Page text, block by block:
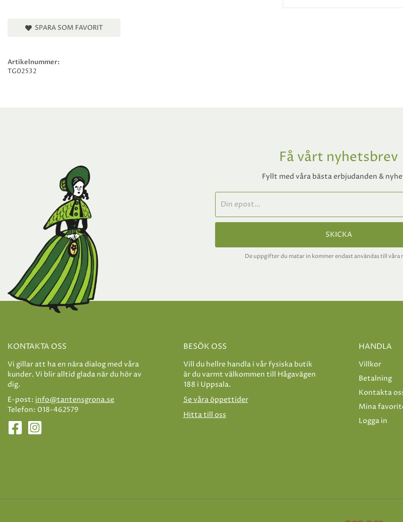
SPARA SOM FAVORIT
Artikelnummer:
TG02532
Få vårt nyhetsbrev
Fyllt med våra bästa erbjudanden &
SKICKA
De uppgifter du matar in kommer endast användas till våra
KONTAKTA OSS
Vi gillar att ha en nära dialog med våra
kunder. Vi blir alltid glada när du hör av
dig.
E-post: info@tantensgrona.se
Telefon: 018-462579
BESÖK OSS
Vill du hellre handla i vår fysiska butik
är du varmt välkommen till Hågavägen
188 i Uppsala.
Se våra öppettider
Hitta till oss
HANDLA
Villkor
Betalning
Kontakta
Mina
Logga in